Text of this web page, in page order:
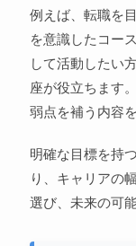
例えば、転職を
を意識したコー
して活動したい
座が役立ちます
弱点を補う内容
明確な目標を持
り、キャリアの
選び、未来の可